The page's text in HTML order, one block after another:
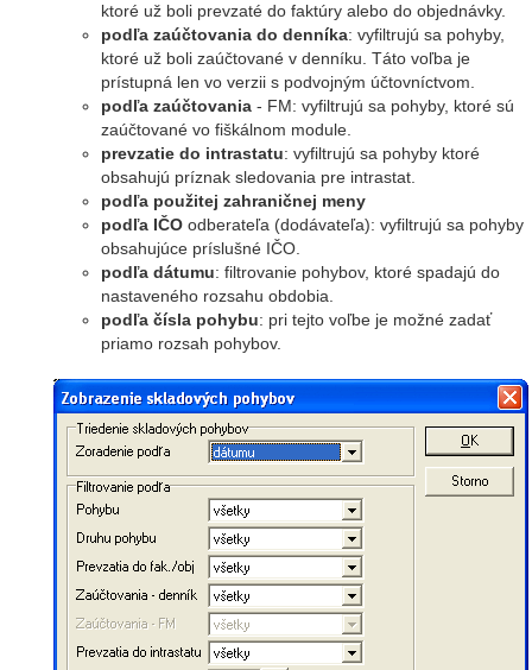
ktoré už boli prevzaté do faktúry alebo do objednávky.
podľa zaúčtovania do denníka: vyfiltrujú sa pohyby,
ktoré už boli zaúčtované v denníku. Táto voľba je
prístupná len vo verzii s podvojným účtovníctvom.
podľa zaúčtovania - FM: vyfiltrujú sa pohyby, ktoré sú
zaúčtované vo fiškálnom module.
prevzatie do intrastatu: vyfiltrujú sa pohyby ktoré
obsahujú príznak sledovania pre intrastat.
podľa použitej zahraničnej meny
podľa IČO odberateľa (dodávateľa): vyfiltrujú sa pohyby
obsahujúce príslušné IČO.
podľa dátumu: filtrovanie pohybov, ktoré spadajú do
nastaveného rozsahu obdobia.
podľa čísla pohybu: pri tejto voľbe je možné zadať
priamo rozsah pohybov.